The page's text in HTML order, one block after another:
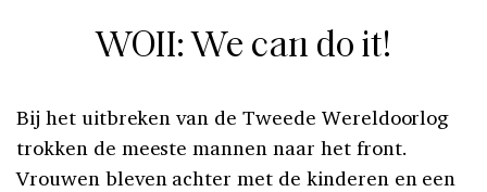
WOII: We can do it!
Bij het uitbreken van de Tweede Wereldoorlog
trokken de meeste mannen naar het front.
Vrouwen bleven achter met de kinderen en een